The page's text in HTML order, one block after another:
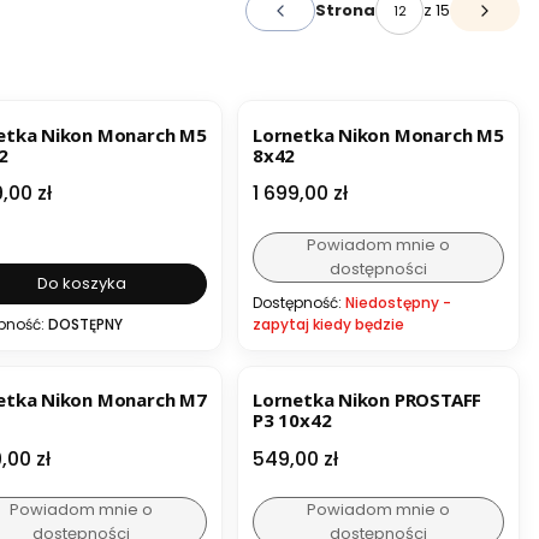
Poprzednie produkty
Strona z 15
Nikon Monarch M5
zł
Do koszyka
DOSTĘPNY
Lornetka Nikon Monarch M5
8x42
Cena
1 699,00 zł
Powiadom mnie o
dostępności
Dostępność: Niedostępny -
zapytaj kiedy będzie
Nikon Monarch M7
zł
Powiadom mnie o
dostępności
Lornetka Nikon PROSTAFF
P3 10x42
Cena
549,00 zł
Powiadom mnie o
dostępności